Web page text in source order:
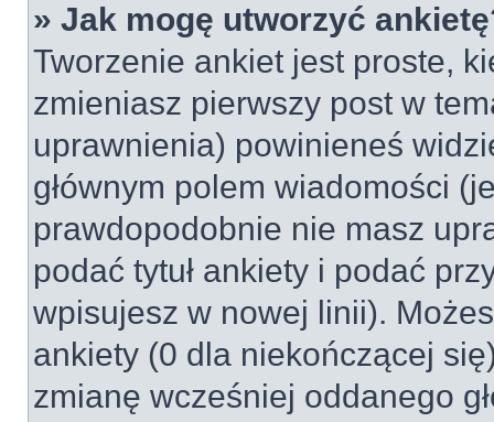
» Jak mogę utworzyć
Tworzenie ankiet jest proste,
zmieniasz pierwszy post w
uprawnienia) powinieneś
głównym polem wiadomości
prawdopodobnie nie masz
podać tytuł ankiety i podać
wpisujesz w nowej linii).
ankiety (0 dla niekończącej
zmianę wcześniej oddanego